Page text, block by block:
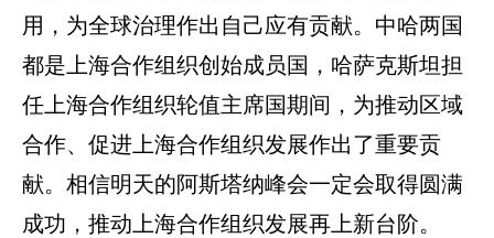
用，为全球治理作出自己应有贡献。中哈两国
都是上海合作组织创始成员国，哈萨克斯坦担
任上海合作组织轮值主席国期间，为推动区域
合作、促进上海合作组织发展作出了重要贡
献。相信明天的阿斯塔纳峰会一定会取得圆满
成功，推动上海合作组织发展再上新台阶。